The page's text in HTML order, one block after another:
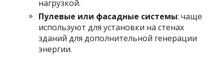
нагрузкой.
Пулевые или фасадные системы: чаще
используют для установки на стенах
зданий для дополнительной генерации
энергии.